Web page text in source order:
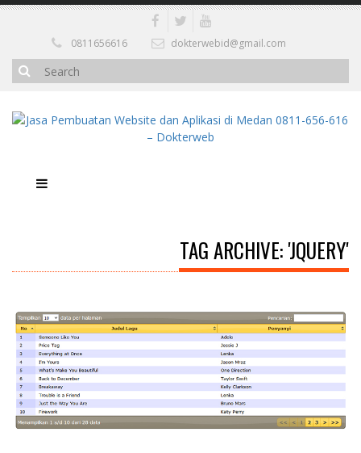
0811656616 dokterwebid@gmail.com
TAG ARCHIVE: 'JQUERY'